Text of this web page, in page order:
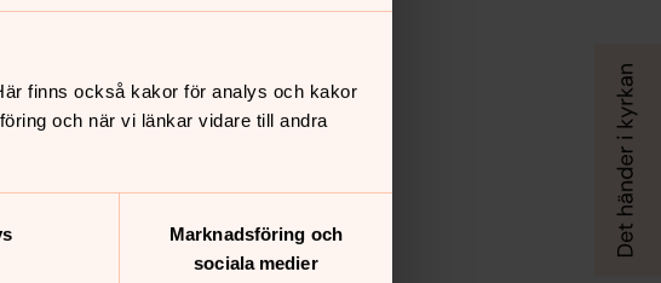
finns också kakor för analys och kakor
och när vi länkar vidare till andra
Marknadsföring och
sociala medier